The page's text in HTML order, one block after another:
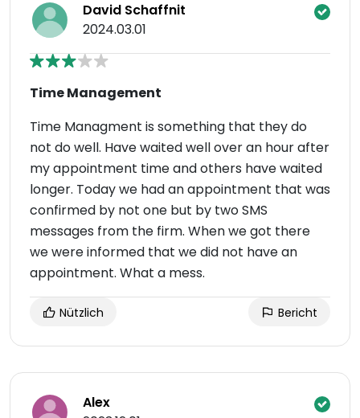
David Schaffnit
2024.03.01
Time Management
Time Managment is something that they do
not do well. Have waited well over an hour after
my appointment time and others have waited
longer. Today we had an appointment that was
confirmed by not one but by two SMS
messages from the firm. When we got there
we were informed that we did not have an
appointment. What a mess.
Nützlich Bericht
Alex